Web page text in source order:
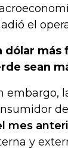
el
dólar
sean
embargo,
mes
y